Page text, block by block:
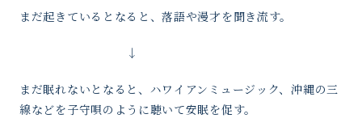
まだ起きているとなると、落語や漫才を聞き流す。
↓
まだ眠れないとなると、ハワイアンミュージック、沖縄の三
線などを子守唄のように聴いて安眠を促す。